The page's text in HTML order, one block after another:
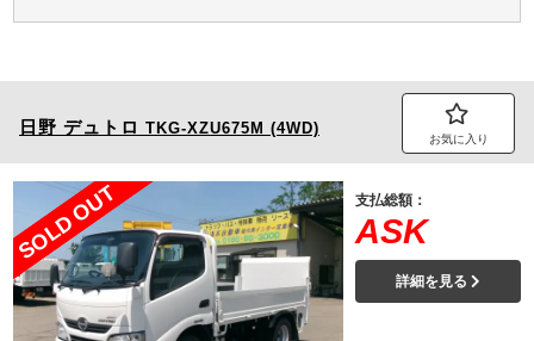
日野 デュトロ TKG-XZU675M (4WD)
お気に入り
SOLD OUT 支払総額：
ASK
詳細を見る